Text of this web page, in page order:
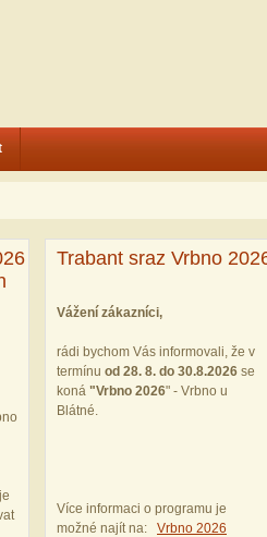
Trabant sraz Vrbno
Vážení zákazníci,
rádi bychom Vás informovali, že v
termínu od 28. 8. do 30.8.2026 se
koná "Vrbno 2026" - Vrbno u
Blátné.
Více informaci o programu je
možné najít na: Vrbno 2026